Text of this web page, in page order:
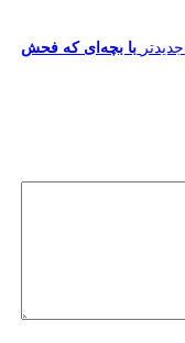
جدیدتر با بچه‌ای که فحش